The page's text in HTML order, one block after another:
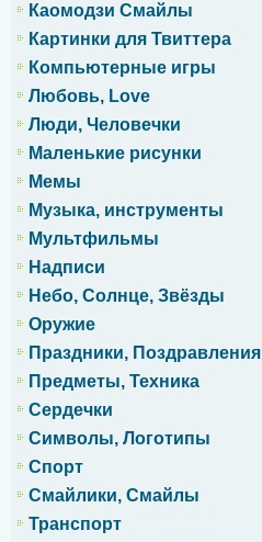
Каомодзи Смайлы
Картинки для Твиттера
Компьютерные игры
Любовь, Love
Люди, Человечки
Маленькие рисунки
Мемы
Музыка, инструменты
Мультфильмы
Надписи
Небо, Солнце, Звёзды
Оружие
Праздники, Поздравления
Предметы, Техника
Сердечки
Символы, Логотипы
Спорт
Смайлики, Смайлы
Транспорт